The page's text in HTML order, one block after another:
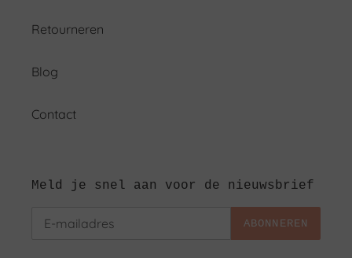
Retourneren
Blog
Contact
Meld je snel aan voor de nieuwsbrief
ABONNEREN